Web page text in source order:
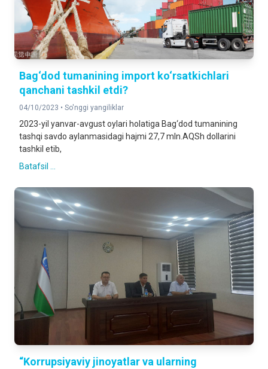
Bag‘dod tumanining import ko‘rsatkichlari
qanchani tashkil etdi?
04/10/2023 • So'nggi yangiliklar
2023-yil yanvar-avgust oylari holatiga Bag‘dod tumanining
tashqi savdo aylanmasidagi hajmi 27,7 mln.AQSh dollarini
tashkil etib,
Batafsil ...
“Korrupsiyaviy jinoyatlar va ularning